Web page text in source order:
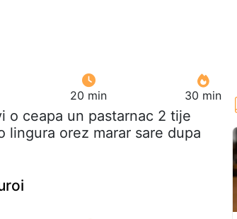
20 min 30 min
o ceapa un pastarnac 2 tije
lingura orez marar sare dupa